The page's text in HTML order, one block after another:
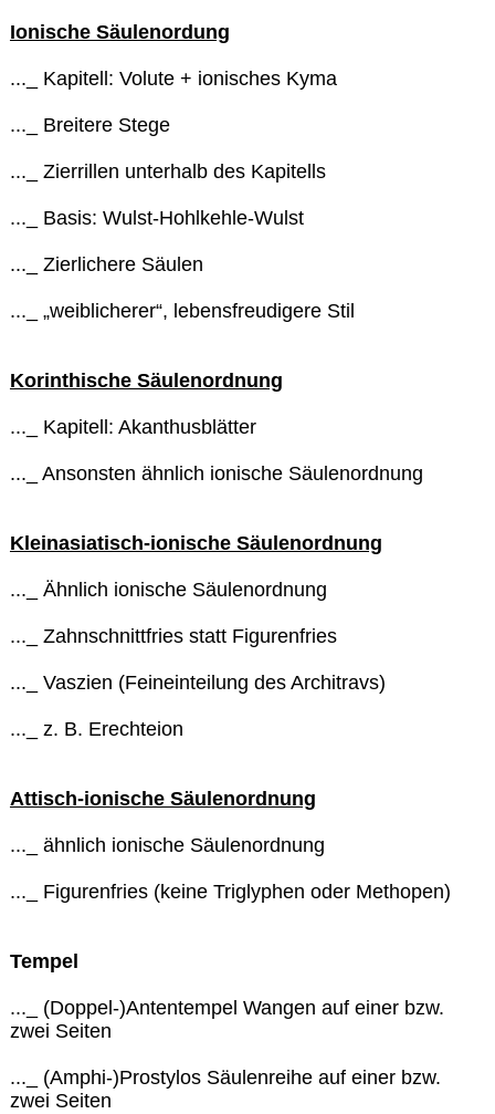
Ionische Säulenordung
..._ Kapitell: Volute + ionisches Kyma
..._ Breitere Stege
..._ Zierrillen unterhalb des Kapitells
..._ Basis: Wulst-Hohlkehle-Wulst
..._ Zierlichere Säulen
..._ „weiblicherer“, lebensfreudigere Stil
Korinthische Säulenordnung
..._ Kapitell: Akanthusblätter
..._ Ansonsten ähnlich ionische Säulenordnung
Kleinasiatisch-ionische Säulenordnung
..._ Ähnlich ionische Säulenordnung
..._ Zahnschnittfries statt Figurenfries
..._ Vaszien (Feineinteilung des Architravs)
..._ z. B. Erechteion
Attisch-ionische Säulenordnung
..._ ähnlich ionische Säulenordnung
..._ Figurenfries (keine Triglyphen oder Methopen)
Tempel
..._ (Doppel-)Antentempel Wangen auf einer bzw.
zwei Seiten
..._ (Amphi-)Prostylos Säulenreihe auf einer bzw.
zwei Seiten